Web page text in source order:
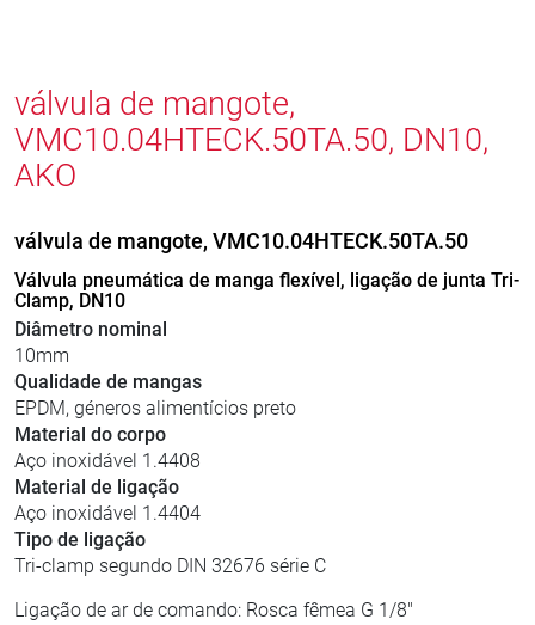
válvula de mangote,
VMC10.04HTECK.50TA.50, DN10,
AKO
válvula de mangote, VMC10.04HTECK.50TA.50
Válvula pneumática de manga flexível, ligação de junta Tri-
Clamp, DN10
Diâmetro nominal
10mm
Qualidade de mangas
EPDM, géneros alimentícios preto
Material do corpo
Aço inoxidável 1.4408
Material de ligação
Aço inoxidável 1.4404
Tipo de ligação
Tri-clamp segundo DIN 32676 série C
Ligação de ar de comando: Rosca fêmea G 1/8"